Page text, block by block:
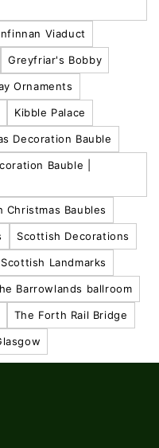
Viaduct
Greyfriar's Bobby
Ornaments
Kibble Palace
Decoration Bauble
Bauble |
Christmas Baubles
Scottish Decorations
Scottish Landmarks
Barrowlands ballroom
The Forth Rail Bridge